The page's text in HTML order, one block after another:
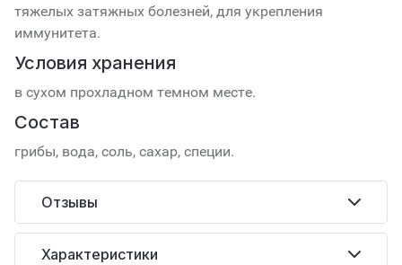
тяжелых затяжных болезней, для укрепления
иммунитета.
Условия хранения
в сухом прохладном темном месте.
Состав
грибы, вода, соль, сахар, специи.
Отзывы
Характеристики